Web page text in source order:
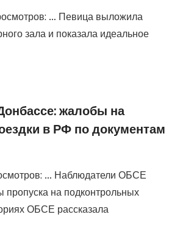
… Певица выложила
зала и показала идеальное
жалобы на
в РФ по документам
… Наблюдатели ОБСЕ
пропуска на подконтрольных
ОБСЕ рассказала